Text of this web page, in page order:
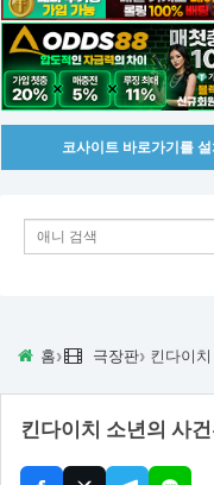
코사이트 바로가기를
홈› 극장판›
킨다이치 소년의 사